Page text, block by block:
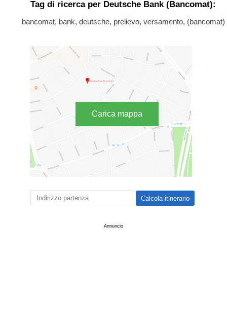
Tag di ricerca per Deutsche Bank (Bancomat):
bancomat, bank, deutsche, prelievo, versamento, (bancomat)
Carica mappa
Annuncio